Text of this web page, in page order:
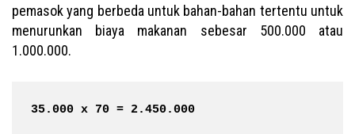
pemasok yang berbeda untuk bahan-bahan tertentu untuk
menurunkan biaya makanan sebesar 500.000 atau
1.000.000.
35.000 x 70 = 2.450.000